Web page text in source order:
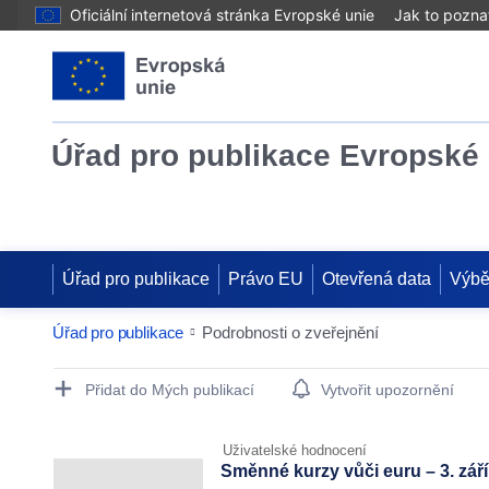
Oficiální internetová stránka Evropské unie Jak to
Úřad pro publikace Evropské
Úřad pro publikace Právo EU Otevřená data
Úřad pro publikace Podrobnosti o zveřejnění
Publication Detail Actions Portlet
Přidat do Mých publikací Vytvořit upozornění
Uživatelské hodnocení
Směnné kurzy vůči euru – 3.